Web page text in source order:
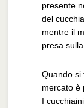
presente
del
mentre il
presa
Quando si
mercato è
I